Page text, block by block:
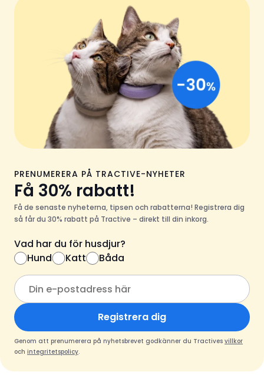
PRENUMERERA PÅ TRACTIVE-NYHETER
Få 30% rabatt!
Få de senaste nyheterna, tipsen och rabatterna! Registrera dig
så får du 30% rabatt på Tractive – direkt till din inkorg.
Vad har du för husdjur?
Hund
Katt Båda
Registrera dig
Genom att prenumerera på nyhetsbrevet godkänner du Tractives villkor
och integritetspolicy.